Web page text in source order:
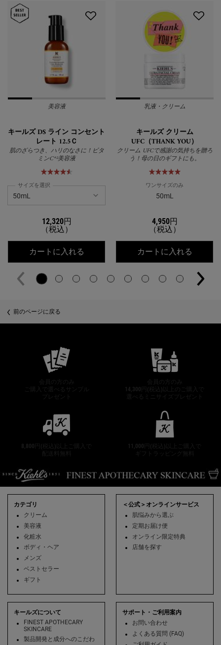
美容液
キールズ DS ライン コンセント
レート 12.5Ｃ
肌のざらつき、ハリのなさに！ビタ
ミンC*²美容液
サイズを選択
12,320円
（税込）
カートに入れる キールズ DS ライン コンセントレー
乳液・クリーム
キールズ クリーム
UFC（THANK YOU）
クリーム UFCで感謝の気持ちを贈ろ
う！母の日のギフトにも。
ワンサイズのみ
50mL
4,950円
（税込）
カートに入れる
前のページに戻る
会員の方のみ
ご購入で選べるサンプル
会員の方のみ
14,300円(税込)以上のご購入で
選べるミニサイズプレゼント
8,800円(税込)以上ご購入で
11,000円(税込)以上ご購入で
カテゴリ
クリーム
美容液
化粧水
ボディ・ヘア
メンズ
ベストセラー
ギフト
＜公式＞オンラインサービス
肌悩みから選ぶ
定期お届け便
オンライン限定特典
店舗を探す
キールズについて
FINEST APOTHECARY
SKINCARE
製品開発と成分へのこだわ
サポート・ご利用案内
お問い合わせ
よくある質問 (FAQ)